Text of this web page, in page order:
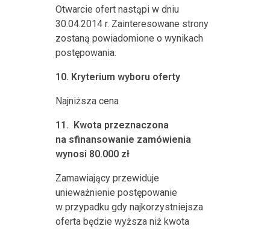
Otwarcie ofert nastąpi w dniu
30.04.2014 r. Zainteresowane strony
zostaną powiadomione o wynikach
postępowania.
10. Kryterium wyboru oferty
Najniższa cena
11. Kwota przeznaczona
na sfinansowanie zamówienia
wynosi 80.000 zł
Zamawiający przewiduje
unieważnienie postępowanie
w przypadku gdy najkorzystniejsza
oferta będzie wyższa niż kwota